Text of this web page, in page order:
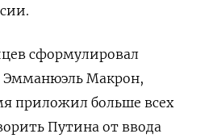
сформулировал
Эмманюэль Макрон,
приложил больше всех
Путина от ввода